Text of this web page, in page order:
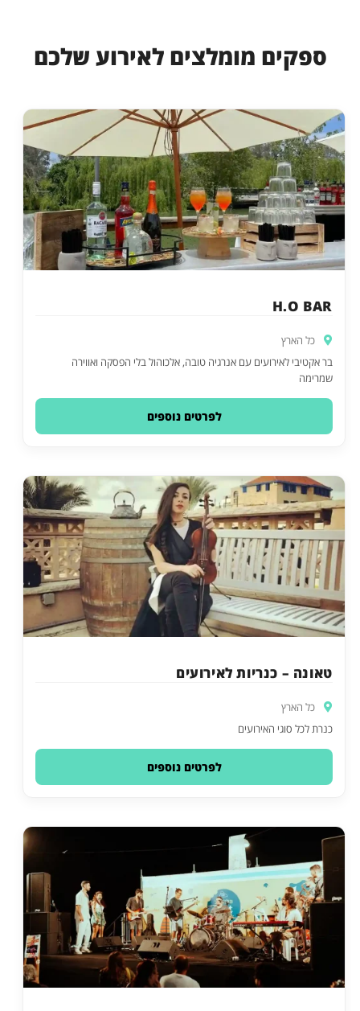
ספקים מומלצים לאירוע שלכם
H.O BAR
כל הארץ
בר אקטיבי לאירועים עם אנרגיה טובה, אלכוהול בלי הפסקה ואווירה
שמרימה
לפרטים נוספים
טאונה – כנריות לאירועים
כל הארץ
כנרת לכל סוגי האירועים
לפרטים נוספים